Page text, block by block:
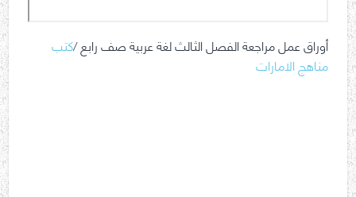
أوراق عمل مراجعة الفصل الثالث لغة عربية صف رابع /كتب
مناهج الامارات